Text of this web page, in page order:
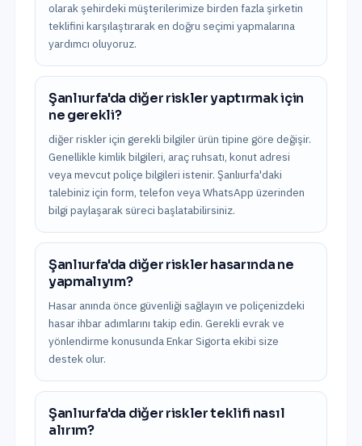
olarak şehirdeki müşterilerimize birden fazla şirketin
teklifini karşılaştırarak en doğru seçimi yapmalarına
yardımcı oluyoruz.
Şanlıurfa'da diğer riskler yaptırmak için
ne gerekli?
diğer riskler için gerekli bilgiler ürün tipine göre değişir.
Genellikle kimlik bilgileri, araç ruhsatı, konut adresi
veya mevcut poliçe bilgileri istenir. Şanlıurfa'daki
talebiniz için form, telefon veya WhatsApp üzerinden
bilgi paylaşarak süreci başlatabilirsiniz.
Şanlıurfa'da diğer riskler hasarında ne
yapmalıyım?
Hasar anında önce güvenliği sağlayın ve poliçenizdeki
hasar ihbar adımlarını takip edin. Gerekli evrak ve
yönlendirme konusunda Enkar Sigorta ekibi size
destek olur.
Şanlıurfa'da diğer riskler teklifi nasıl
alırım?